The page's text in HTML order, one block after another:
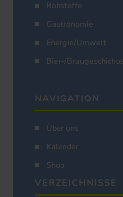
Rohstoffe
Gastronomie
Energie/Umwelt
Bier-/Braugeschichte
NAVIGATION
Über uns
Kalender
Shop
VERZEICHNISSE